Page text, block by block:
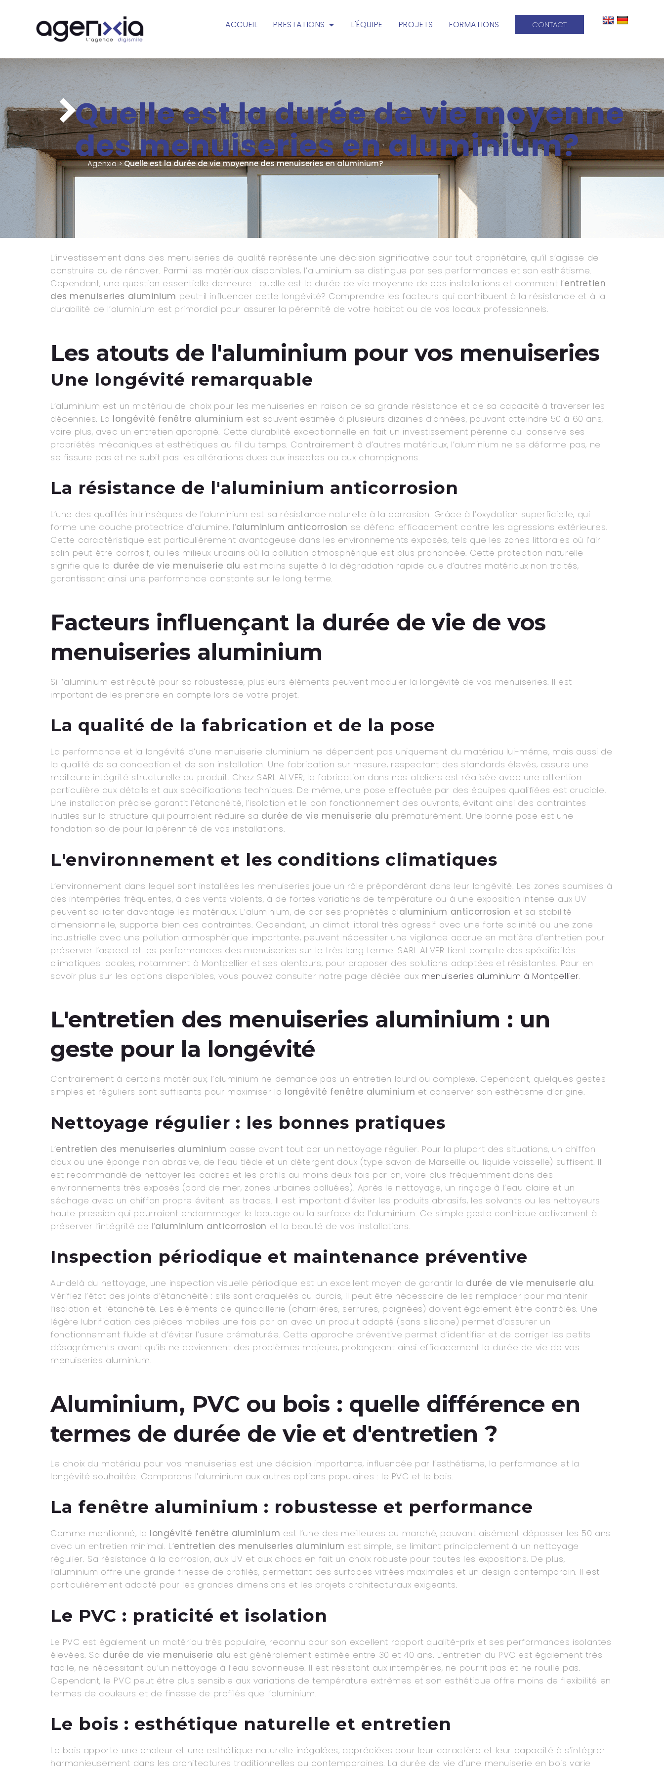
ACCUEIL PRESTATIONS L'ÉQUIPE PROJETS FORMATIONS CONTACT
Quelle est la durée de vie moyenne
des menuiseries en aluminium?
Agenxia>Quelle est la durée de vie moyenne des menuiseries en aluminium?
L’investissement dans des menuiseries de qualité représente une décision significative pour tout propriétaire, qu’il s’agisse de
construire ou de rénover. Parmi les matériaux disponibles, l’aluminium se distingue par ses performances et son esthétisme.
Cependant, une question essentielle demeure : quelle est la durée de vie moyenne de ces installations et comment l’entretien
des menuiseries aluminium peut-il influencer cette longévité? Comprendre les facteurs qui contribuent à la résistance et à la
durabilité de l’aluminium est primordial pour assurer la pérennité de votre habitat ou de vos locaux professionnels.
Les atouts de l'aluminium pour vos menuiseries
Une longévité remarquable
L’aluminium est un matériau de choix pour les menuiseries en raison de sa grande résistance et de sa capacité à traverser les
décennies. La longévité fenêtre aluminium est souvent estimée à plusieurs dizaines d’années, pouvant atteindre 50 à 60 ans,
voire plus, avec un entretien approprié. Cette durabilité exceptionnelle en fait un investissement pérenne qui conserve ses
propriétés mécaniques et esthétiques au fil du temps. Contrairement à d’autres matériaux, l’aluminium ne se déforme pas, ne
se fissure pas et ne subit pas les altérations dues aux insectes ou aux champignons.
La résistance de l'aluminium anticorrosion
L’une des qualités intrinsèques de l’aluminium est sa résistance naturelle à la corrosion. Grâce à l’oxydation superficielle, qui
forme une couche protectrice d’alumine, l’aluminium anticorrosion se défend efficacement contre les agressions extérieures.
Cette caractéristique est particulièrement avantageuse dans les environnements exposés, tels que les zones littorales où l’air
salin peut être corrosif, ou les milieux urbains où la pollution atmosphérique est plus prononcée. Cette protection naturelle
signifie que la durée de vie menuiserie alu est moins sujette à la dégradation rapide que d’autres matériaux non traités,
garantissant ainsi une performance constante sur le long terme.
Facteurs influençant la durée de vie de vos
menuiseries aluminium
Si l’aluminium est réputé pour sa robustesse, plusieurs éléments peuvent moduler la longévité de vos menuiseries. Il est
important de les prendre en compte lors de votre projet.
La qualité de la fabrication et de la pose
La performance et la longévité d’une menuiserie aluminium ne dépendent pas uniquement du matériau lui-même, mais aussi de
la qualité de sa conception et de son installation. Une fabrication sur mesure, respectant des standards élevés, assure une
meilleure intégrité structurelle du produit. Chez SARL ALVER, la fabrication dans nos ateliers est réalisée avec une attention
particulière aux détails et aux spécifications techniques. De même, une pose effectuée par des équipes qualifiées est cruciale.
Une installation précise garantit l’étanchéité, l’isolation et le bon fonctionnement des ouvrants, évitant ainsi des contraintes
inutiles sur la structure qui pourraient réduire sa durée de vie menuiserie alu prématurément. Une bonne pose est une
fondation solide pour la pérennité de vos installations.
L'environnement et les conditions climatiques
L’environnement dans lequel sont installées les menuiseries joue un rôle prépondérant dans leur longévité. Les zones soumises à
des intempéries fréquentes, à des vents violents, à de fortes variations de température ou à une exposition intense aux UV
peuvent solliciter davantage les matériaux. L’aluminium, de par ses propriétés d’aluminium anticorrosion et sa stabilité
dimensionnelle, supporte bien ces contraintes. Cependant, un climat littoral très agressif avec une forte salinité ou une zone
industrielle avec une pollution atmosphérique importante, peuvent nécessiter une vigilance accrue en matière d’entretien pour
préserver l’aspect et les performances des menuiseries sur le très long terme. SARL ALVER tient compte des spécificités
climatiques locales, notamment à Montpellier et ses alentours, pour proposer des solutions adaptées et résistantes. Pour en
savoir plus sur les options disponibles, vous pouvez consulter notre page dédiée aux menuiseries aluminium à Montpellier.
L'entretien des menuiseries aluminium : un
geste pour la longévité
Contrairement à certains matériaux, l’aluminium ne demande pas un entretien lourd ou complexe. Cependant, quelques gestes
simples et réguliers sont suffisants pour maximiser la longévité fenêtre aluminium et conserver son esthétisme d’origine.
Nettoyage régulier : les bonnes pratiques
L’entretien des menuiseries aluminium passe avant tout par un nettoyage régulier. Pour la plupart des situations, un chiffon
doux ou une éponge non abrasive, de l’eau tiède et un détergent doux (type savon de Marseille ou liquide vaisselle) suffisent. Il
est recommandé de nettoyer les cadres et les profils au moins deux fois par an, voire plus fréquemment dans des
environnements très exposés (bord de mer, zones urbaines polluées). Après le nettoyage, un rinçage à l’eau claire et un
séchage avec un chiffon propre évitent les traces. Il est important d’éviter les produits abrasifs, les solvants ou les nettoyeurs
haute pression qui pourraient endommager le laquage ou la surface de l’aluminium. Ce simple geste contribue activement à
préserver l’intégrité de l’aluminium anticorrosion et la beauté de vos installations.
Inspection périodique et maintenance préventive
Au-delà du nettoyage, une inspection visuelle périodique est un excellent moyen de garantir la durée de vie menuiserie alu.
Vérifiez l’état des joints d’étanchéité : s’ils sont craquelés ou durcis, il peut être nécessaire de les remplacer pour maintenir
l’isolation et l’étanchéité. Les éléments de quincaillerie (charnières, serrures, poignées) doivent également être contrôlés. Une
légère lubrification des pièces mobiles une fois par an avec un produit adapté (sans silicone) permet d’assurer un
fonctionnement fluide et d’éviter l’usure prématurée. Cette approche préventive permet d’identifier et de corriger les petits
désagréments avant qu’ils ne deviennent des problèmes majeurs, prolongeant ainsi efficacement la durée de vie de vos
menuiseries aluminium.
Aluminium, PVC ou bois : quelle différence en
termes de durée de vie et d'entretien ?
Le choix du matériau pour vos menuiseries est une décision importante, influencée par l’esthétisme, la performance et la
longévité souhaitée. Comparons l’aluminium aux autres options populaires : le PVC et le bois.
La fenêtre aluminium : robustesse et performance
Comme mentionné, la longévité fenêtre aluminium est l’une des meilleures du marché, pouvant aisément dépasser les 50 ans
avec un entretien minimal. L’entretien des menuiseries aluminium est simple, se limitant principalement à un nettoyage
régulier. Sa résistance à la corrosion, aux UV et aux chocs en fait un choix robuste pour toutes les expositions. De plus,
l’aluminium offre une grande finesse de profilés, permettant des surfaces vitrées maximales et un design contemporain. Il est
particulièrement adapté pour les grandes dimensions et les projets architecturaux exigeants.
Le PVC : praticité et isolation
Le PVC est également un matériau très populaire, reconnu pour son excellent rapport qualité-prix et ses performances isolantes
élevées. Sa durée de vie menuiserie alu est généralement estimée entre 30 et 40 ans. L’entretien du PVC est également très
facile, ne nécessitant qu’un nettoyage à l’eau savonneuse. Il est résistant aux intempéries, ne pourrit pas et ne rouille pas.
Cependant, le PVC peut être plus sensible aux variations de température extrêmes et son esthétique offre moins de flexibilité en
termes de couleurs et de finesse de profilés que l’aluminium.
Le bois : esthétique naturelle et entretien
Le bois apporte une chaleur et une esthétique naturelle inégalées, appréciées pour leur caractère et leur capacité à s’intégrer
harmonieusement dans les architectures traditionnelles ou contemporaines. La durée de vie d’une menuiserie en bois varie